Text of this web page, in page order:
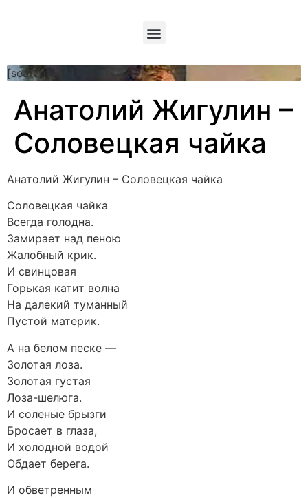
[searchform]
Анатолий Жигулин –
Соловецкая чайка
Анатолий Жигулин – Соловецкая чайка
Соловецкая чайка
Всегда голодна.
Замирает над пеною
Жалобный крик.
И свинцовая
Горькая катит волна
На далекий туманный
Пустой материк.
А на белом песке —
Золотая лоза.
Золотая густая
Лоза-шелюга.
И соленые брызги
Бросает в глаза,
И холодной водой
Обдает берега.
И обветренным